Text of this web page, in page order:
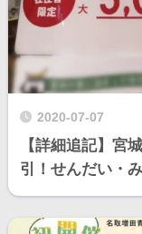
2020-07-07
【詳細追記】宮
引！せんだい・